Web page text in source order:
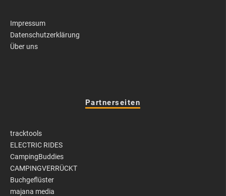
Impressum
Datenschutzerklärung
Über uns
Partnerseiten
tracktools
ELECTRIC RIDES
CampingBuddies
CAMPINGVERRÜCKT
Buchgeflüster
majana media